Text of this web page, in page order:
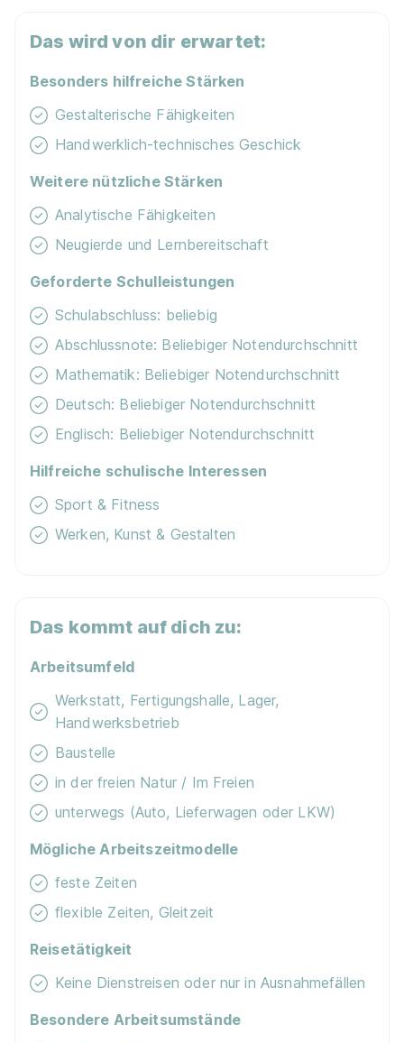
Das wird von dir erwartet:
Besonders hilfreiche Stärken
Gestalterische Fähigkeiten
Handwerklich-technisches Geschick
Weitere nützliche Stärken
Analytische Fähigkeiten
Neugierde und Lernbereitschaft
Geforderte Schulleistungen
Schulabschluss: beliebig
Abschlussnote: Beliebiger Notendurchschnitt
Mathematik: Beliebiger Notendurchschnitt
Deutsch: Beliebiger Notendurchschnitt
Englisch: Beliebiger Notendurchschnitt
Hilfreiche schulische Interessen
Sport & Fitness
Werken, Kunst & Gestalten
Das kommt auf dich zu:
Arbeitsumfeld
Werkstatt, Fertigungshalle, Lager,
Handwerksbetrieb
Baustelle
in der freien Natur / Im Freien
unterwegs (Auto, Lieferwagen oder LKW)
Mögliche Arbeitszeitmodelle
feste Zeiten
flexible Zeiten, Gleitzeit
Reisetätigkeit
Keine Dienstreisen oder nur in Ausnahmefällen
Besondere Arbeitsumstände